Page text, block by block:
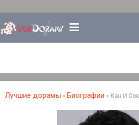
Лучшие дорамы » Биографии » Кан И